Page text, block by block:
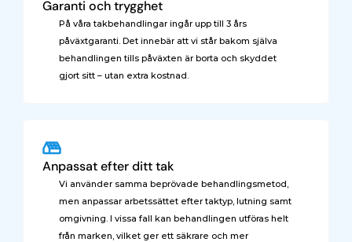
Garanti och trygghet
På våra takbehandlingar ingår upp till 3 års
påväxtgaranti. Det innebär att vi står bakom själva
behandlingen tills påväxten är borta och skyddet
gjort sitt – utan extra kostnad.
Anpassat efter ditt tak
Vi använder samma beprövade behandlingsmetod,
men anpassar arbetssättet efter taktyp, lutning samt
omgivning. I vissa fall kan behandlingen utföras helt
från marken, vilket ger ett säkrare och mer